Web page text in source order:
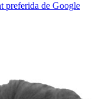
preferida de Google